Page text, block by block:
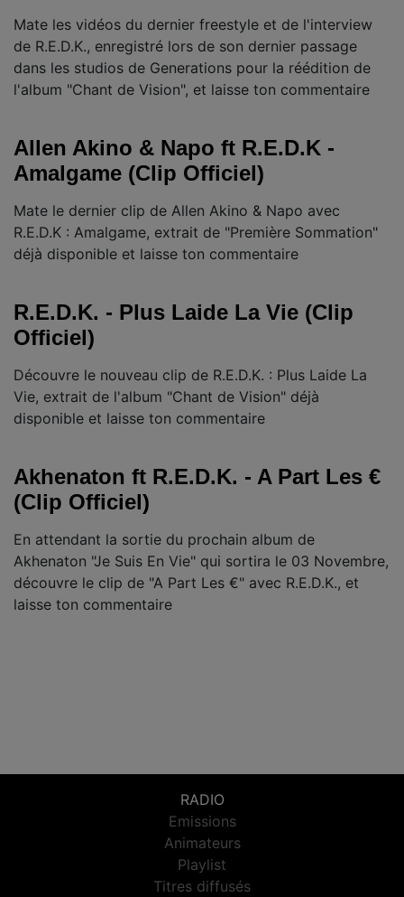
Mate les vidéos du dernier freestyle et de l'interview
de R.E.D.K., enregistré lors de son dernier passage
dans les studios de Generations pour la réédition de
l'album "Chant de Vision", et laisse ton commentaire
Allen Akino & Napo ft R.E.D.K -
Amalgame (Clip Officiel)
Mate le dernier clip de Allen Akino & Napo avec
R.E.D.K : Amalgame, extrait de "Première Sommation"
déjà disponible et laisse ton commentaire
R.E.D.K. - Plus Laide La Vie (Clip
Officiel)
Découvre le nouveau clip de R.E.D.K. : Plus Laide La
Vie, extrait de l'album "Chant de Vision" déjà
disponible et laisse ton commentaire
Akhenaton ft R.E.D.K. - A Part Les €
(Clip Officiel)
En attendant la sortie du prochain album de
Akhenaton "Je Suis En Vie" qui sortira le 03 Novembre,
découvre le clip de "A Part Les €" avec R.E.D.K., et
laisse ton commentaire
RADIO
Emissions
Animateurs
Playlist
Titres diffusés